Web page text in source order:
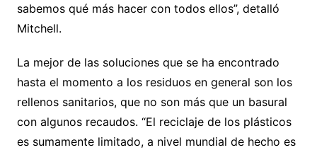
sabemos qué más hacer con todos ellos”, detalló
Mitchell.
La mejor de las soluciones que se ha encontrado
hasta el momento a los residuos en general son los
rellenos sanitarios, que no son más que un basural
con algunos recaudos. “El reciclaje de los plásticos
es sumamente limitado, a nivel mundial de hecho es